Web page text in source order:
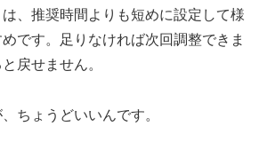
、推奨時間よりも短めに設定して様
です。足りなければ次回調整できま
戻せません。
ちょうどいいんです。